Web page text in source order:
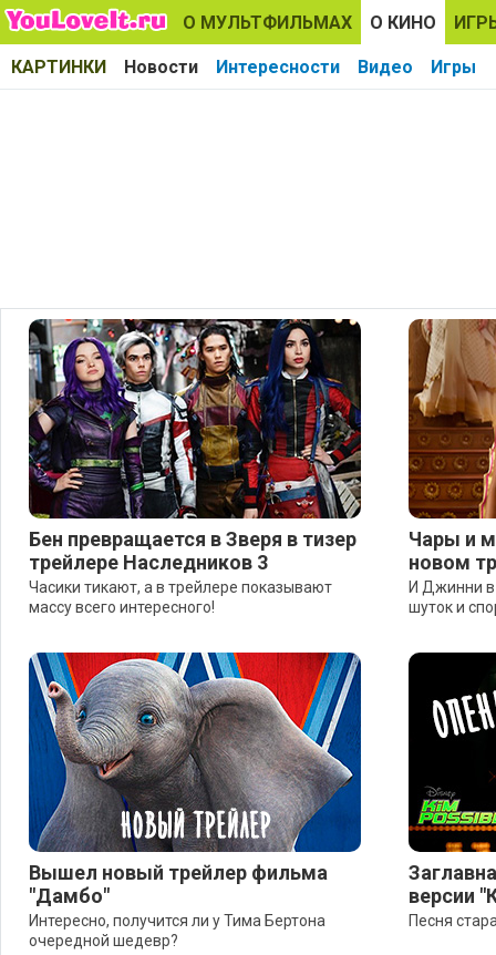
О МУЛЬТФИЛЬМАХ О КИНО
КАРТИНКИ Новости Интересности Видео Игры
Бен превращается в Зверя в тизер
трейлере Наследников 3
Часики тикают, а в трейлере показывают
массу всего интересного!
Чары и
новом
И Джинни в
шуток и
Вышел новый трейлер фильма
"Дамбо"
Интересно, получится ли у Тима Бертона
очередной шедевр?
версии
Песня